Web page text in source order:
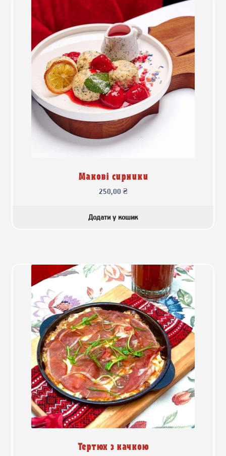
Макові сирники
250,00 ₴
Додати у кошик
Тертюх з качкою